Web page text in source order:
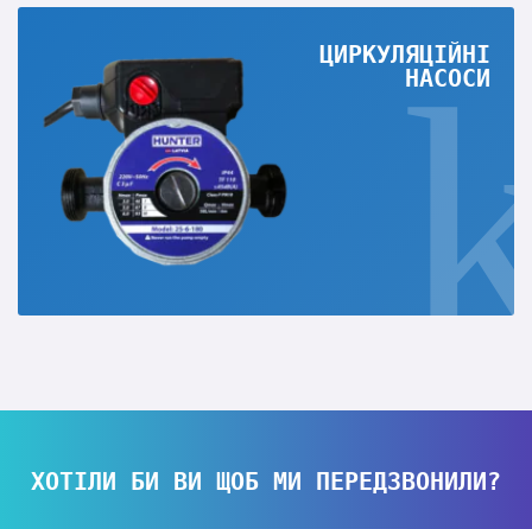
ЦИРКУЛЯЦІЙНІ
НАСОСИ
ХОТІЛИ БИ ВИ ЩОБ МИ ПЕРЕДЗВОНИЛИ?